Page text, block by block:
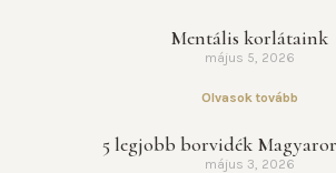
Mentális korlátaink
május 5, 2026
Olvasok tovább
5 legjobb borvidék
május 3, 2026